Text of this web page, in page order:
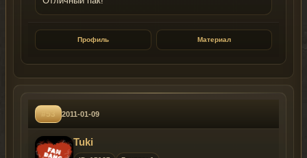
Профиль Материал
#53 2011-01-09
Tuki